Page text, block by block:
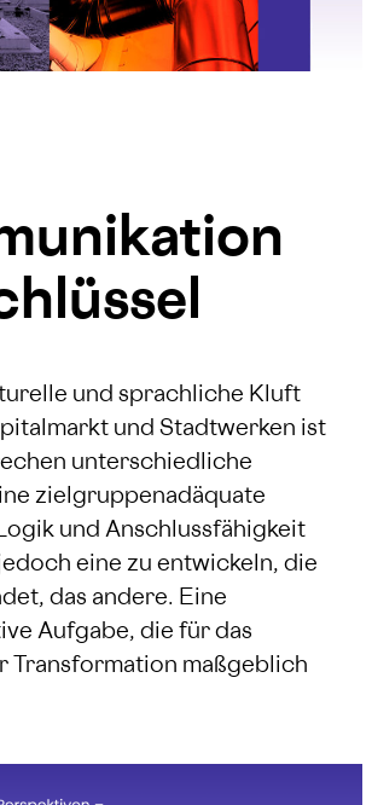
und sprachliche Kluft
und Stadtwerken ist
unterschiedliche
zielgruppenadäquate
und Anschlussfähigkeit
eine zu entwickeln, die
das andere. Eine
Aufgabe, die für das
Transformation maßgeblich